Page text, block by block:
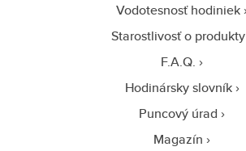
Vodotesnosť hodiniek
Starostlivosť o produkty
F.A.Q.
Hodinársky slovník
Puncový úrad
Magazín